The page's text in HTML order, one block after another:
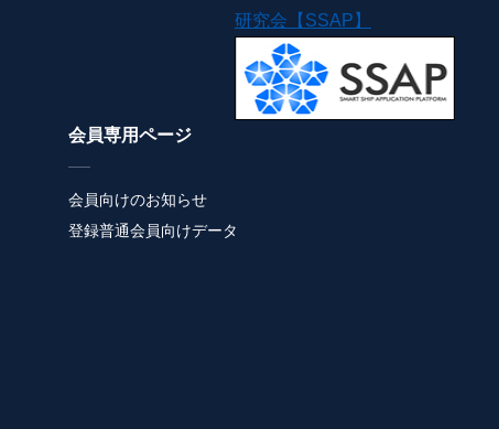
研究会【SSAP】
会員専用ページ
会員向けのお知らせ
登録普通会員向けデータ